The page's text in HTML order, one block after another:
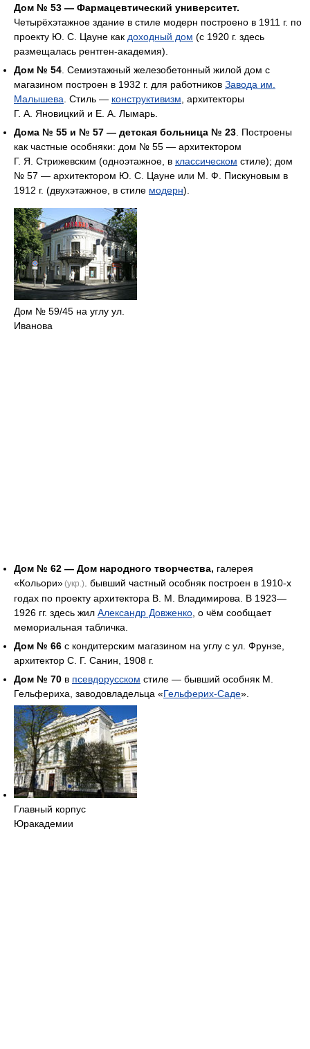
Дом № 53 — Фармацевтический университет.
Четырёхэтажное здание в стиле модерн построено в 1911 г. по
проекту Ю. С. Цауне как доходный дом (с 1920 г. здесь
размещалась рентген-академия).
Дом № 54 . Семиэтажный железобетонный жилой дом с
магазином построен в 1932 г. для работников Завода им.
Малышева . Стиль — конструктивизм , архитекторы
Г. А. Яновицкий и Е. А. Лымарь.
Дома № 55 и № 57 — детская больница № 23 . Построены
как частные особняки: дом № 55 — архитектором
Г. Я. Стрижевским (одноэтажное, в классическом стиле); дом
№ 57 — архитектором Ю. С. Цауне или М. Ф. Пискуновым в
1912 г. (двухэтажное, в стиле модерн).
Дом № 59/45 на углу ул.
Иванова
Дом № 62 — Дом народного творчества, галерея
«Кольори»(укр.). бывший частный особняк построен в 1910-х
годах по проекту архитектора В. М. Владимирова. В 1923—
1926 гг. здесь жил Александр Довженко, о чём сообщает
мемориальная табличка.
Дом № 66 с кондитерским магазином на углу с ул. Фрунзе,
архитектор С. Г. Санин, 1908 г.
Дом № 70 в псевдорусском стиле — бывший особняк М.
Гельфериха, заводовладельца «Гельферих-Саде».
Главный корпус
Юракадемии